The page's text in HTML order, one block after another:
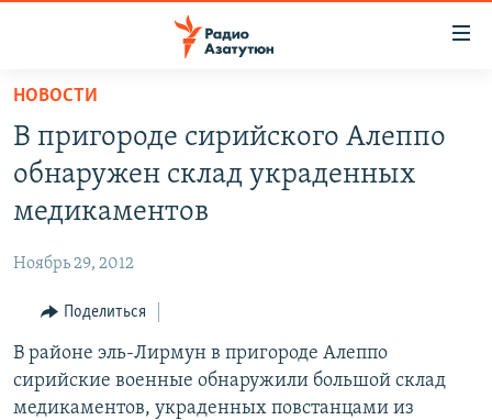
Перейти
основному
содержанию
Перейти
основной
навигации
Перейти
поиску
НОВОСТИ
ПОЛИТИКА
ЭКОНОМИКА
РЕГИОН
НАГОРНЫЙ КАРАБАХ
КУЛЬТУРА
НОВОСТИ
В пригороде сирийского Алеппо
обнаружен склад украденных
медикаментов
Ноябрь 29, 2012
Поделиться
В районе эль-Лирмун в пригороде Алеппо
сирийские военные обнаружили большой склад
медикаментов, украденных повстанцами из